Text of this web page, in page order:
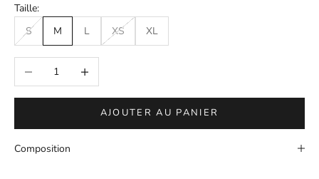
Taille:
S
M L XS XL
Diminuer la quantitéAugmenter la quantité
AJOUTER AU PANIER
Composition